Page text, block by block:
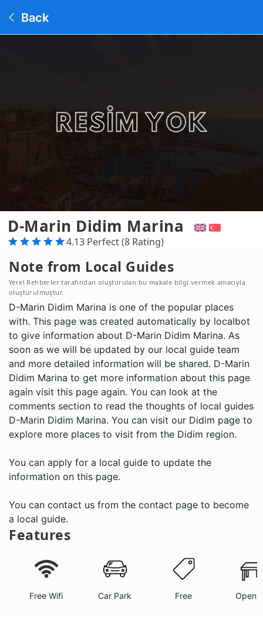
Back
D-Marin Didim Marina
4.13 Perfect (8 Rating)
Note from Local Guides
Yerel Rehberler tarafından oluşturulan bu makale bilgi vermek amacıyla
oluşturulmuştur.
D-Marin Didim Marina is one of the popular places
with. This page was created automatically by localbot
to give information about D-Marin Didim Marina. As
soon as we will be updated by our local guide team
and more detailed information will be shared. D-Marin
Didim Marina to get more information about this page
again visit this page again. You can look at the
comments section to read the thoughts of local guides
D-Marin Didim Marina. You can visit our Didim page to
explore more places to visit from the Didim region.
You can apply for a local guide to update the
information on this page.
You can contact us from the contact page to become
a local guide.
Features
Free Wifi Car Park Free Open